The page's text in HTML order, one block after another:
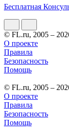
Бесплатная
© FL.ru, 2005 –
О проекте
Правила
Безопасность
Помощь
© FL.ru, 2005 –
О проекте
Правила
Безопасность
Помощь